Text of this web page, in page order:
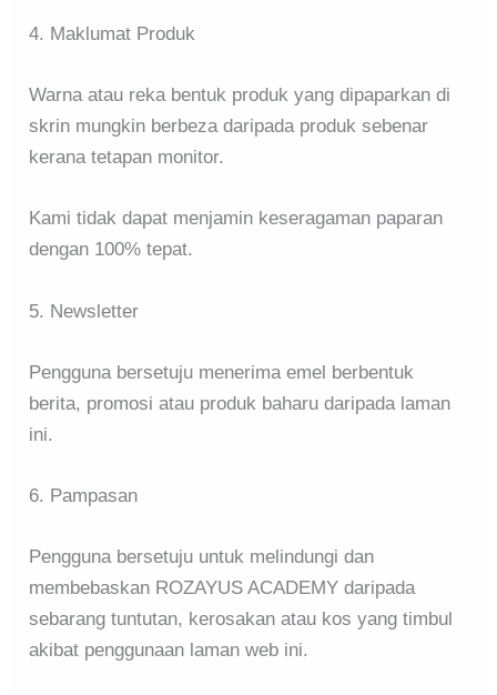
4. Maklumat Produk
Warna atau reka bentuk produk yang dipaparkan di
skrin mungkin berbeza daripada produk sebenar
kerana tetapan monitor.
Kami tidak dapat menjamin keseragaman paparan
dengan 100% tepat.
5. Newsletter
Pengguna bersetuju menerima emel berbentuk
berita, promosi atau produk baharu daripada laman
ini.
6. Pampasan
Pengguna bersetuju untuk melindungi dan
membebaskan ROZAYUS ACADEMY daripada
sebarang tuntutan, kerosakan atau kos yang timbul
akibat penggunaan laman web ini.